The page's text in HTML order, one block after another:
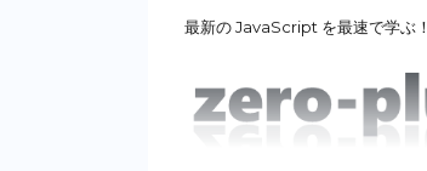
最新の JavaScript を最速で学ぶ！